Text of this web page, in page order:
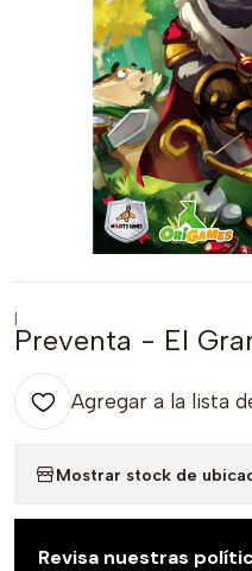
|
Preventa - El
Agregar a la lista
Mostrar stock de
Revisa nuestras